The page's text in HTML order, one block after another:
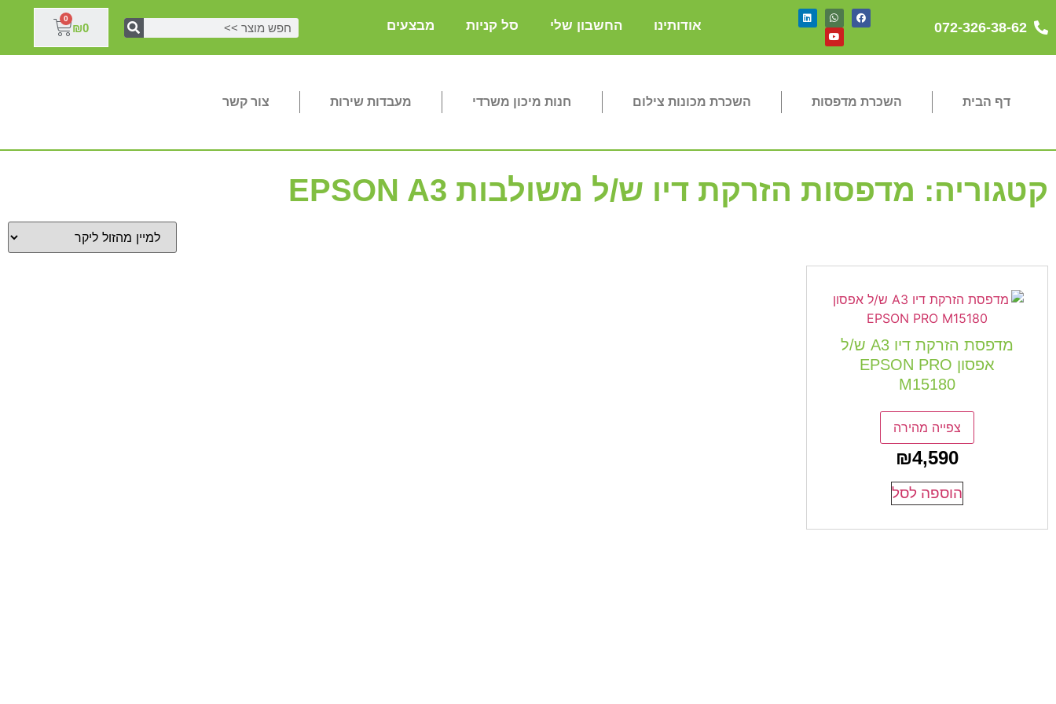
072-326-38-62 אודותינו החשבון שלי סל קניות מבצעים ₪0
0
דף הבית השכרת מדפסות השכרת מכונות צילום חנות מיכון משרדי מעבדות שירות צור קשר
קטגוריה: מדפסות הזרקת דיו ש/ל משולבות EPSON A3
מדפסת הזרקת דיו A3 ש/ל
אפסון EPSON PRO
M15180
צפייה מהירה
₪4,590
הוספה לסל